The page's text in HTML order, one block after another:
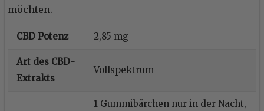
möchten.
CBD Potenz 2,85 mg
Art des CBD-
Extrakts
Vollspektrum
1 Gummibärchen nur in der Nacht,